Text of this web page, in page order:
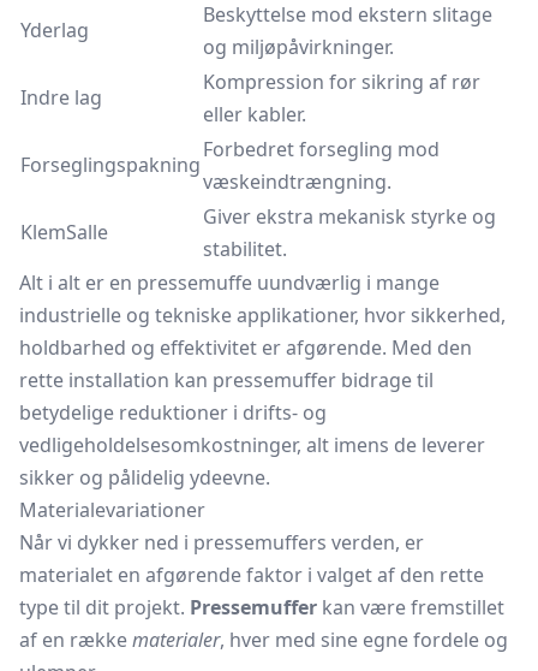
Yderlag
Beskyttelse mod ekstern slitage
og miljøpåvirkninger.
Indre lag
Kompression for sikring af rør
eller kabler.
Forseglingspakning
Forbedret forsegling mod
væskeindtrængning.
KlemSalle
Giver ekstra mekanisk styrke og
stabilitet.
Alt i alt er en pressemuffe uundværlig i mange
industrielle og tekniske applikationer, hvor sikkerhed,
holdbarhed og effektivitet er afgørende. Med den
rette installation kan pressemuffer bidrage til
betydelige reduktioner i drifts- og
vedligeholdelsesomkostninger, alt imens de leverer
sikker og pålidelig ydeevne.
Materialevariationer
Når vi dykker ned i pressemuffers verden, er
materialet en afgørende faktor i valget af den rette
type til dit projekt. Pressemuffer kan være fremstillet
af en rækkematerialer, hver med sine egne fordele og